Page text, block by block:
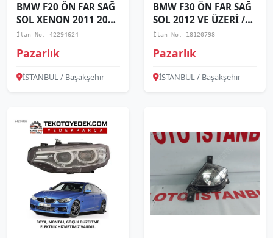
BMW F20 ÖN FAR SAĞ
SOL XENON 2011 2012
2013 2014 /
İlan No: 42294624
Pazarlık
İSTANBUL / Başakşehir
BMW F30 ÖN FAR SAĞ
SOL 2012 VE ÜZERİ /
KAMPANYA
İlan No: 18120798
Pazarlık
İSTANBUL / Başakşehir